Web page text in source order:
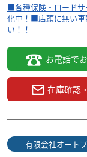
■各種保険・ロード
化中！■店頭に無い車
い！！
お電話で
在庫確認
有限会社オート